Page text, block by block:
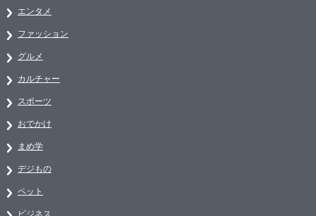
エンタメ
ファッション
グルメ
カルチャー
スポーツ
おでかけ
まめ学
デジもの
ペット
ビジネス